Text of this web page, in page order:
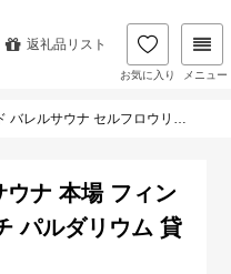
返礼品リスト
お気に入り メニュー
パルダリウム 貸し切り クーポン 3G08080
ナ 本場 フィン
パルダリウム 貸